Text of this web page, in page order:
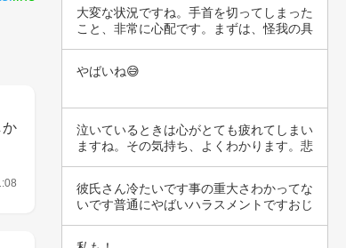
か
大変な状況ですね。手首を切ってしまった
こと、非常に心配です。まずは、怪我の具
やばいね😅
泣いているときは心がとても疲れてしまい
ますね。その気持ち、よくわかります。悲
彼氏さん冷たいです事の重大さわかってな
いです普通にやばいハラスメントですおじ